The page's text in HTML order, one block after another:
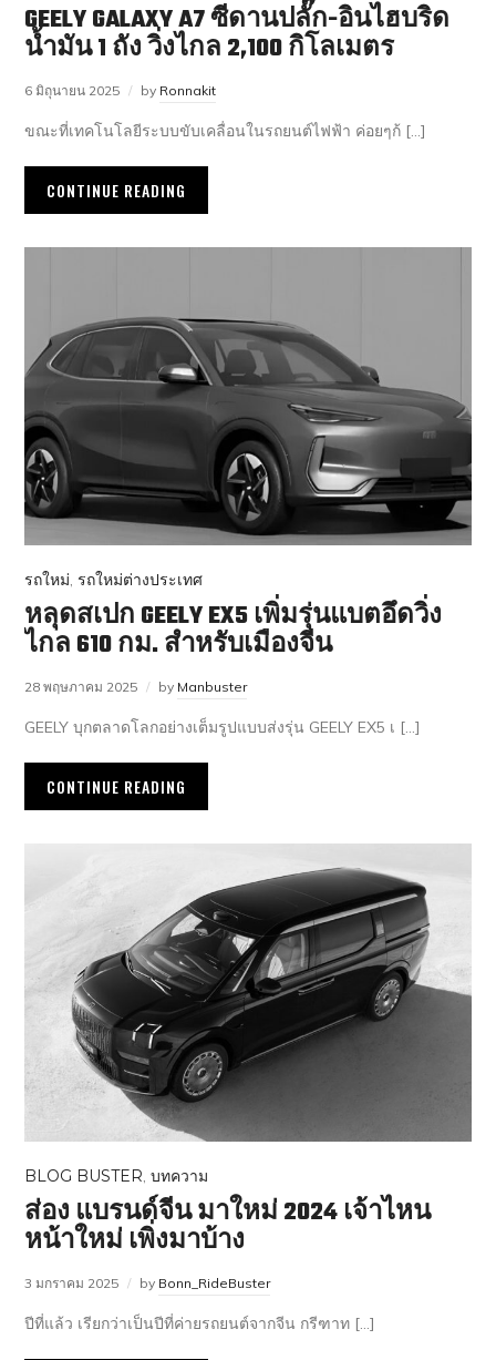
GEELY GALAXY A7 ซีดานปลั๊ก-อินไฮบริด
น้ำมัน 1 ถัง วิ่งไกล 2,100 กิโลเมตร
6 มิถุนายน 2025 by Ronnakit
ขณะที่เทคโนโลยีระบบขับเคลื่อนในรถยนต์ไฟฟ้า ค่อยๆก้ […]
CONTINUE READING
รถใหม่,รถใหม่ต่างประเทศ
หลุดสเปก GEELY EX5 เพิ่มรุ่นแบตอึดวิ่ง
ไกล 610 กม. สำหรับเมืองจีน
28 พฤษภาคม 2025 by Manbuster
GEELY บุกตลาดโลกอย่างเต็มรูปแบบส่งรุ่น GEELY EX5 เ […]
CONTINUE READING
BLOG BUSTER,บทความ
ส่อง แบรนด์จีน มาใหม่ 2024 เจ้าไหน
หน้าใหม่ เพิ่งมาบ้าง
3 มกราคม 2025 by Bonn_RideBuster
ปีที่แล้ว เรียกว่าเป็นปีที่ค่ายรถยนต์จากจีน กรีฑาท […]